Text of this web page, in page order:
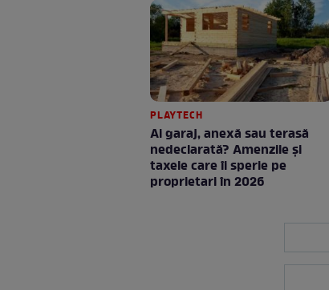
PLAYTECH
Ai garaj, anexă sau terasă
nedeclarată? Amenzile și
taxele care îi sperie pe
proprietari în 2026